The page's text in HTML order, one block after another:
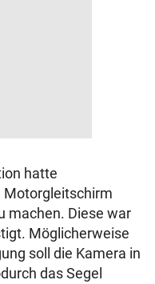
hatte
Motorgleitschirm
machen. Diese war
Möglicherweise
soll die Kamera in
das Segel